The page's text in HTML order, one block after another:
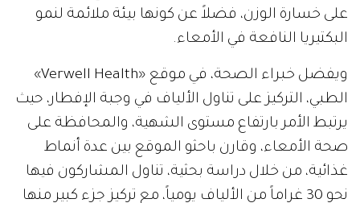
على خسارة الوزن، فضلاً عن كونها بيئة ملائمة لنمو
البكتيريا النافعة في الأمعاء.
ويفضل خبراء الصحة، في موقع «Verwell Health»
الطبي، التركيز على تناول الألياف في وجبة الإفطار، حيث
يرتبط الأمر بارتفاع مستوى الشهية، والمحافظة على
صحة الأمعاء، وقارن باحثو الموقع بين عدة أنماط
غذائية، من خلال دراسة بحثية، تناول المشاركون فيها
نحو 30 غراماً من الألياف يومياً، مع تركيز جزء كبير منها